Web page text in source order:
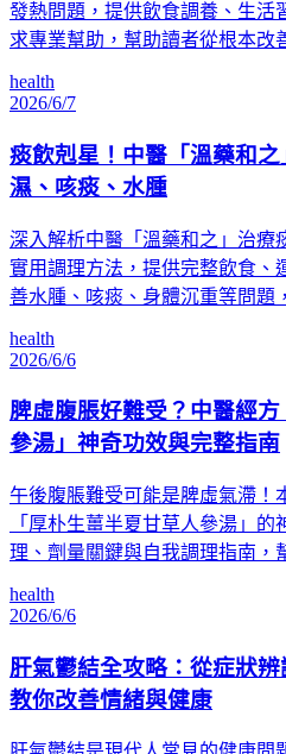
發熱問題，提供飲食調養、生活
求專業幫助，幫助讀者從根本改
health
2026/6/7
痰飲剋星！中醫「溫藥和
濕、咳痰、水腫
深入解析中醫「溫藥和之」治療
實用調理方法，提供完整飲食、
善水腫、咳痰、身體沉重等問題
health
2026/6/6
脾虛腹脹好難受？中醫經
參湯」神奇功效與完整指南
午後腹脹難受可能是脾虛氣滯！
「厚朴生薑半夏甘草人參湯」
理、劑量關鍵與自我調理指南，
health
2026/6/6
肝氣鬱結全攻略：從症狀
教你改善情緒與健康